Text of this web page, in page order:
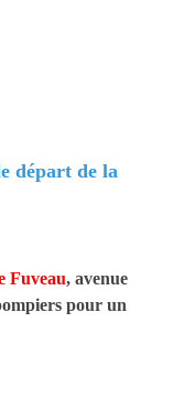
départ de la
Fuveau, avenue
pour un